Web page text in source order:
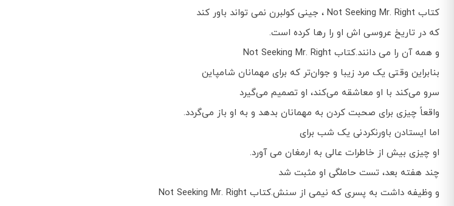
کتاب Not Seeking Mr. Right ، جینی کولبرن نمی تواند باور کند
که در تاریخ عروسی اش او را رها کرده است.
و همه آن را می دانند.کتاب Not Seeking Mr. Right
بنابراین وقتی یک مرد زیبا و جوان‌تر که برای مهمانان شامپاین
سرو می‌کند با او معاشقه می‌کند، او تصمیم می‌گیرد
واقعاً چیزی برای صحبت کردن به مهمانان بدهد و به او باز می‌گردد.
اما ایستادن باورنکردنی یک شب برای
او چیزی بیش از خاطرات عالی به ارمغان می آورد.
چند هفته بعد، تست حاملگی او مثبت شد
و وظیفه داشت به پسری که نیمی از سنش.کتاب Not Seeking Mr. Right